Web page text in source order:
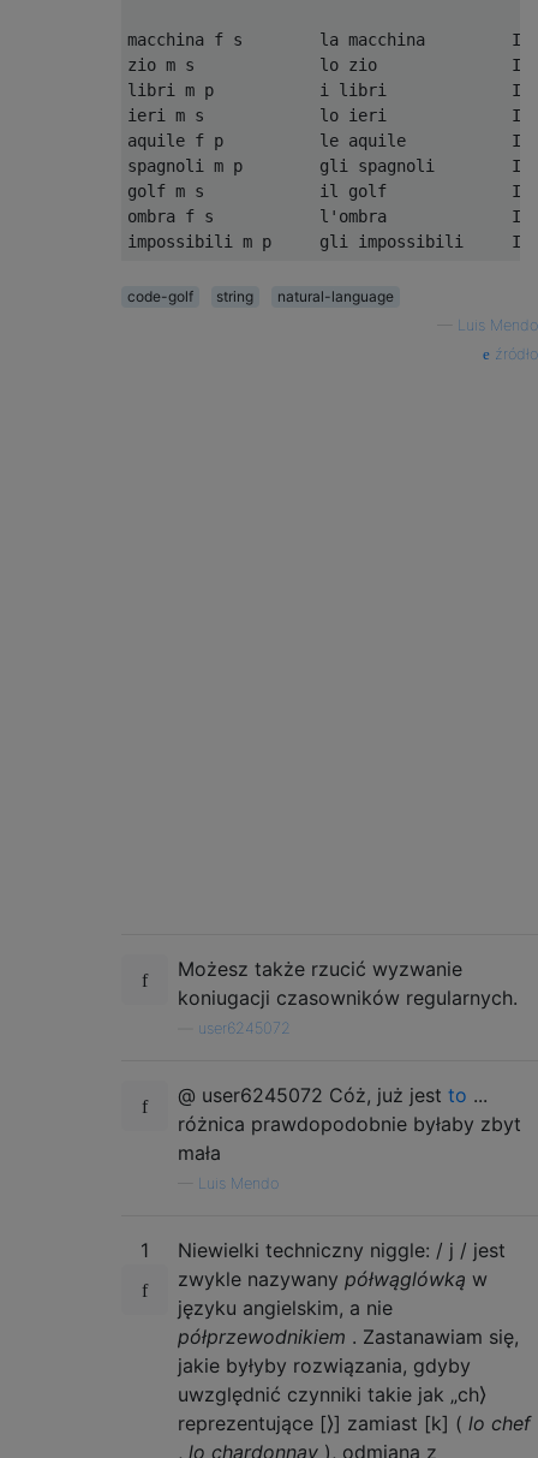
macchina f s        la macchina
zio m s             lo zio
libri m p           i libri
ieri m s            lo ieri
aquile f p          le aquile
spagnoli m p        gli spagnoli
golf m s            il golf
ombra f s           l'ombra
code-golf string
natural-language
Luis Mendo
źródło
Możesz także rzucić wyzwanie
koniugacji czasowników regularnych.
user6245072
@ user6245072 Cóż, już jest to ...
różnica prawdopodobnie byłaby zbyt
mała
Luis Mendo
1
Niewielki techniczny niggle: / j / jest
zwykle nazywany półwąglówką w
języku angielskim, a nie
półprzewodnikiem . Zastanawiam się,
jakie byłyby rozwiązania, gdyby
uwzględnić czynniki takie jak „ch⟩
reprezentujące [⟩] zamiast [k] ( lo chef
, lo chardonnay ), odmiana z